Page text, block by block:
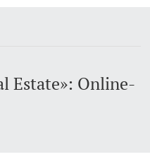
Estate»: Online-